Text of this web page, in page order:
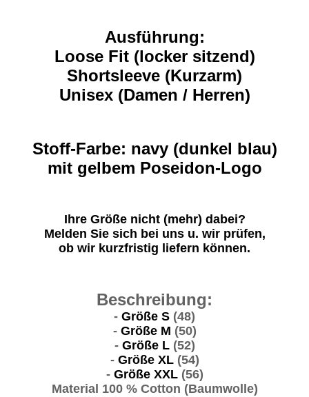
Ausführung:
Loose Fit (locker sitzend)
Shortsleeve (Kurzarm)
Unisex (Damen / Herren)
Stoff-Farbe: navy (dunkel blau)
mit gelbem Poseidon-Logo
Ihre Größe nicht (mehr) dabei?
Melden Sie sich bei uns u. wir prüfen,
ob wir kurzfristig liefern können.
Beschreibung:
- Größe S (48)
- Größe M (50)
- Größe L (52)
- Größe XL (54)
- Größe XXL (56)
Material 100 % Cotton (Baumwolle)